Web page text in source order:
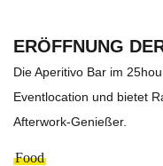
ERÖFFNUNG
Die Aperitivo Bar im
Eventlocation und bietet
Afterwork-Genießer.
Food